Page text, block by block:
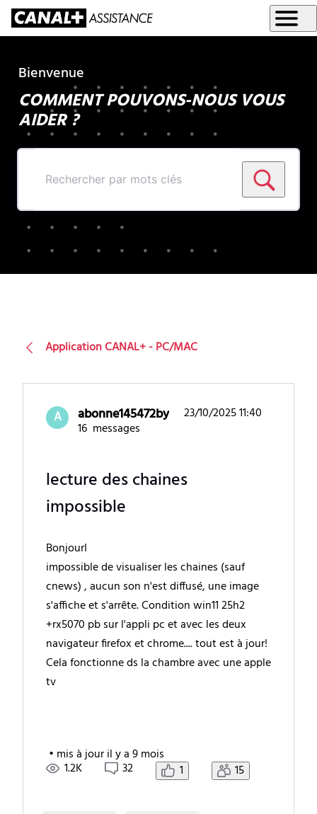
Bienvenue
COMMENT POUVONS-NOUS VOUS
AIDER ?
Rechercher
par
mots
Application CANAL+ - PC/MAC
A abonne145472by
16 messages
23/10/2025 11:40
lecture des chaines
impossible
BonjourI
impossible de visualiser les chaines (sauf
cnews) , aucun son n'est diffusé, une image
s'affiche et s'arrête. Condition win11 25h2
+rx5070 pb sur l'appli pc et avec les deux
navigateur firefox et chrome.... tout est à jour!
Cela fonctionne ds la chambre avec une apple
tv
• mis à jouril y a 9 mois
1.2K 32 1 15